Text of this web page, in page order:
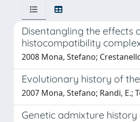
Disentangling the effects
histocompatibility
2008 Mona, Stefano;
Evolutionary history of
2007 Mona, Stefano; Randi, E.;
Genetic admixture